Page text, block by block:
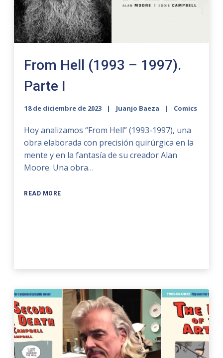
From Hell (1993 – 1997).
Parte I
18 de diciembre de 2023 Juanjo Baeza Comics
Hoy analizamos “From Hell” (1993-1997), una
obra elaborada con precisión quirúrgica en la
mente y en la fantasía de su creador Alan
Moore. Una obra…
READ MORE